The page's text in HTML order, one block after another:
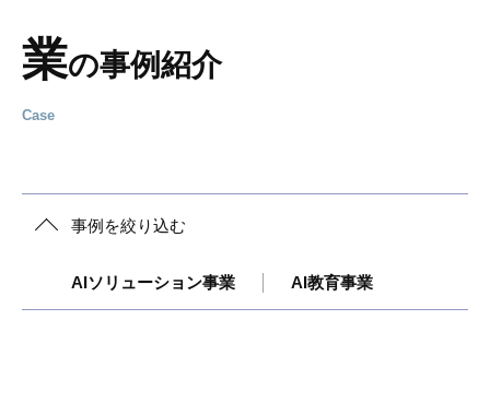
業の事例紹介
事例を絞り込む
AIソリューション事業 AI教育事業